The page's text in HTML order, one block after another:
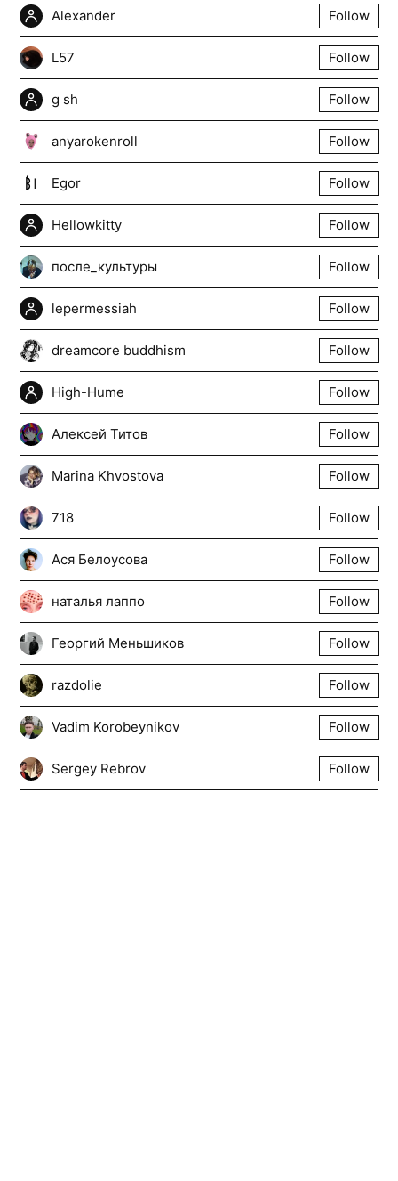
Alexander Follow
L57 Follow
g sh Follow
anyarokenroll Follow
Egor Follow
Hellowkitty Follow
после_культуры Follow
lepermessiah Follow
dreamcore buddhism Follow
High-Hume Follow
Алексей Титов Follow
Marina Khvostova Follow
718 Follow
Ася Белоусова Follow
наталья лаппо Follow
Георгий Меньшиков Follow
razdolie Follow
Vadim Korobeynikov Follow
Sergey Rebrov Follow